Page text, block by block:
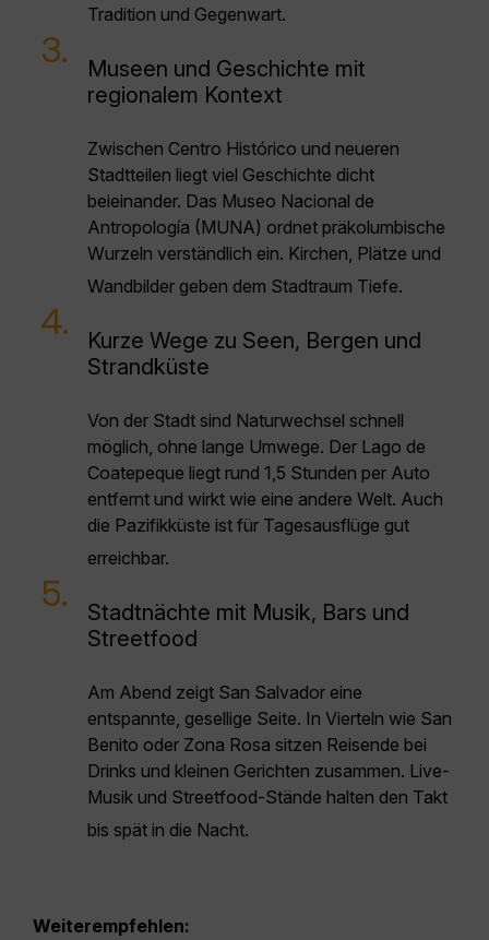
Tradition und Gegenwart.
3.
Museen und Geschichte mit
regionalem Kontext
Zwischen Centro Histórico und neueren
Stadtteilen liegt viel Geschichte dicht
beieinander. Das Museo Nacional de
Antropología (MUNA) ordnet präkolumbische
Wurzeln verständlich ein. Kirchen, Plätze und
Wandbilder geben dem Stadtraum Tiefe.
4.
Kurze Wege zu Seen, Bergen und
Strandküste
Von der Stadt sind Naturwechsel schnell
möglich, ohne lange Umwege. Der Lago de
Coatepeque liegt rund 1,5 Stunden per Auto
entfernt und wirkt wie eine andere Welt. Auch
die Pazifikküste ist für Tagesausflüge gut
erreichbar.
5.
Stadtnächte mit Musik, Bars und
Streetfood
Am Abend zeigt San Salvador eine
entspannte, gesellige Seite. In Vierteln wie San
Benito oder Zona Rosa sitzen Reisende bei
Drinks und kleinen Gerichten zusammen. Live-
Musik und Streetfood-Stände halten den Takt
bis spät in die Nacht.
Weiterempfehlen: